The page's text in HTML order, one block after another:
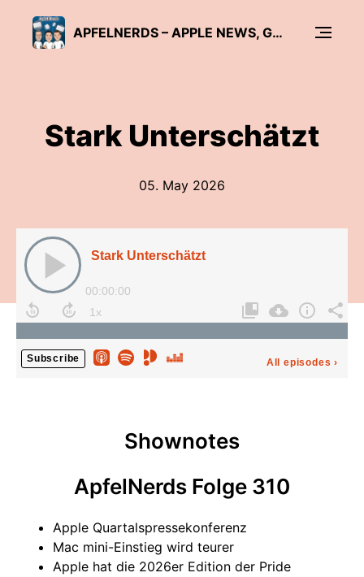
APFELNERDS – APPLE NEWS, GERÜCHTE, TECHNIK
Stark Unterschätzt
05. May 2026
Stark Unterschätzt
00:00:00
Subscribe All episodes ›
Shownotes
ApfelNerds Folge 310
Apple Quartalspressekonferenz
Mac mini-Einstieg wird teurer
Apple hat die 2026er Edition der Pride